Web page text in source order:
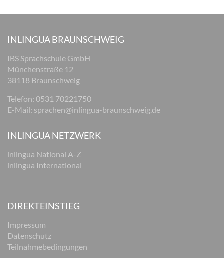
INLINGUA BRAUNSCHWEIG
IBS Sprachschule GmbH
Münchenstraße 12
38118 Braunschweig
Telefon: 0531 70221750
E-Mail: sprachen@inlingua-braunschweig.de
INLINGUA NETZWERK
inlingua National A-Z
inlingua International
DIREKTEINSTIEG
Impressum
Datenschutz
Teilnahmebedingungen